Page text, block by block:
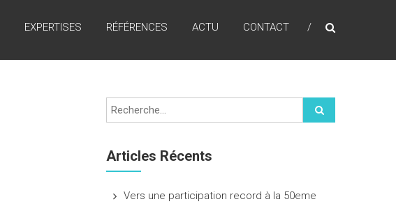
EXPERTISES RÉFÉRENCES ACTU CONTACT
Articles Récents
Vers une participation record à la 50eme